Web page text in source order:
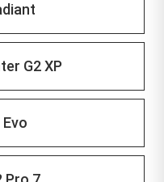
G2 XP